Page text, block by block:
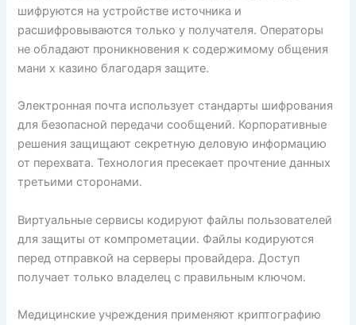
шифруются на устройстве источника и
расшифровываются только у получателя. Операторы
не обладают проникновения к содержимому общения
мани х казино благодаря защите.
Электронная почта использует стандарты шифрования
для безопасной передачи сообщений. Корпоративные
решения защищают секретную деловую информацию
от перехвата. Технология пресекает прочтение данных
третьими сторонами.
Виртуальные сервисы кодируют файлы пользователей
для защиты от компрометации. Файлы кодируются
перед отправкой на серверы провайдера. Доступ
получает только владелец с правильным ключом.
Медицинские учреждения применяют криптографию